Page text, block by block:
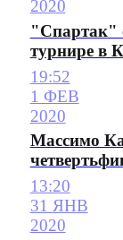
2020
"Спартак"
турнире в
19:52
1 ФЕВ
2020
Массимо
13:20
31 ЯНВ
2020